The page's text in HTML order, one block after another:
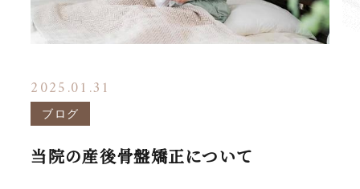
2025.01.31
ブログ
当院の産後骨盤矯正について